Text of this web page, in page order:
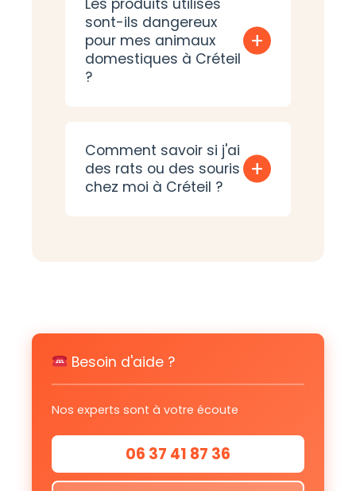
sont-ils dangereux
pour mes animaux
domestiques à Créteil
?
+
Comment savoir si j'ai
des rats ou des souris
chez moi à Créteil ?
+
Besoin d'aide ?
Nos experts sont à votre écoute
06 37 41 87 36